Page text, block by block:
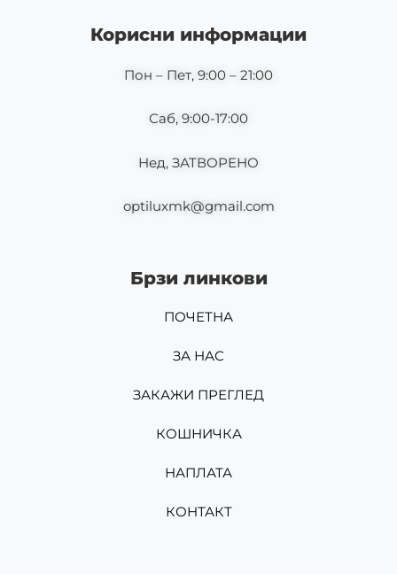
o
o
g
r
m
Корисни информации
Пон – Пет, 9:00 – 21:00
Саб, 9:00-17:00
Нед, ЗАТВОРЕНО
optiluxmk@gmail.com
Брзи линкови
ПОЧЕТНА
ЗА НАС
ЗАКАЖИ ПРЕГЛЕД
КОШНИЧКА
НАПЛАТА
КОНТАКТ